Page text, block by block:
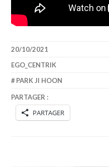
20/10/2021
EGO_CENTRIK
PARK JI HOON
PARTAGER :
PARTAGER